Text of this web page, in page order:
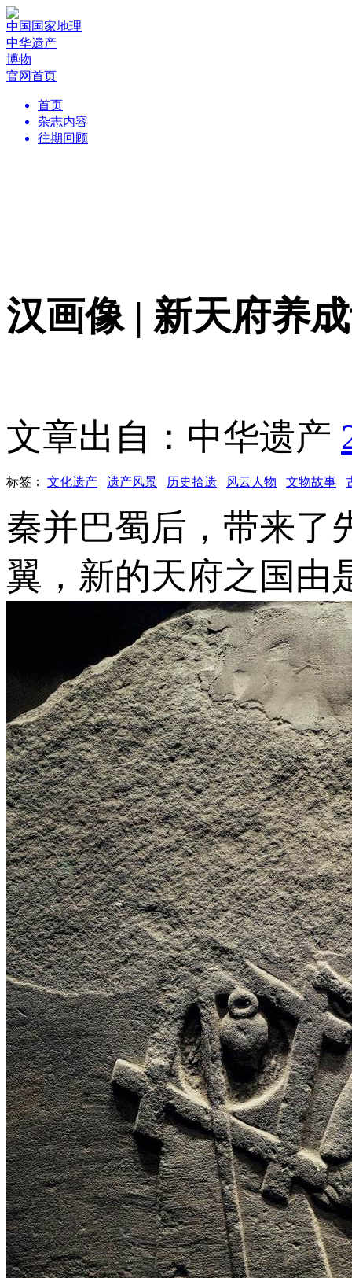
中国国家地理
中华遗产
博物
官网首页
首页
杂志内容
往期回顾
汉画像 | 新天府养
文章出自：中华遗产
标签： 文化遗产 遗产风景 历史拾遗 风云人物 文物故事
秦并巴蜀后，带来了
翼，新的天府之国由